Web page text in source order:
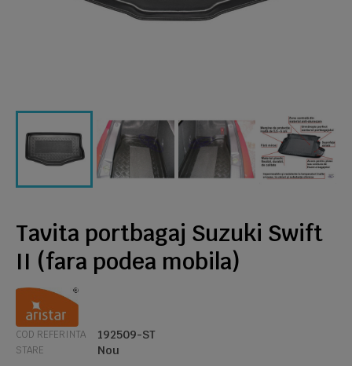
Tavita portbagaj Suzuki Swift
II (fara podea mobila)
COD REFERINTA 192509-ST
STARE Nou